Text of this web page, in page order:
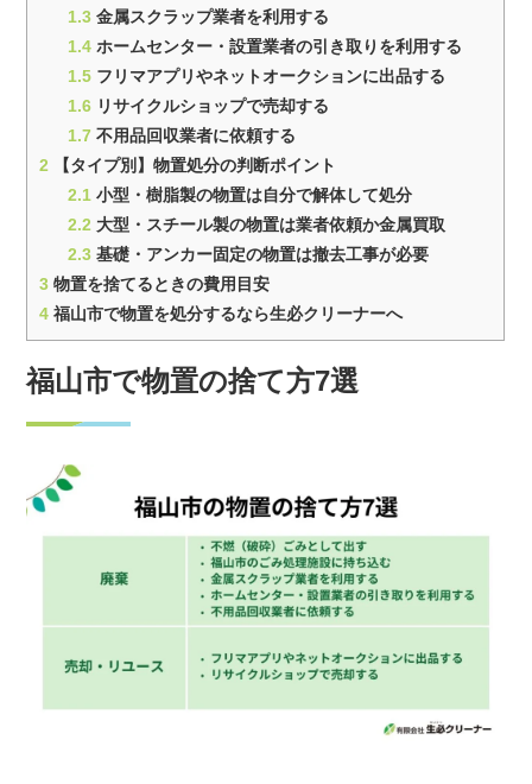
1.3 金属スクラップ業者を利用する
1.4 ホームセンター・設置業者の引き取りを利用する
1.5 フリマアプリやネットオークションに出品する
1.6 リサイクルショップで売却する
1.7 不用品回収業者に依頼する
2 【タイプ別】物置処分の判断ポイント
2.1 小型・樹脂製の物置は自分で解体して処分
2.2 大型・スチール製の物置は業者依頼か金属買取
2.3 基礎・アンカー固定の物置は撤去工事が必要
3 物置を捨てるときの費用目安
4 福山市で物置を処分するなら生必クリーナーへ
福山市で物置の捨て方7選